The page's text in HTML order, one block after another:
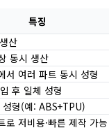
특징
산
동시 생산
서 여러 파트 동시 성형
후 일체 성형
성형(예: ABS+TPU)
로 저비용·빠른 제작 가능